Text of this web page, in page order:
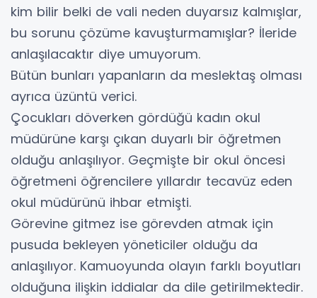
kim bilir belki de vali neden duyarsız kalmışlar,
bu sorunu çözüme kavuşturmamışlar? İleride
anlaşılacaktır diye umuyorum.
Bütün bunları yapanların da meslektaş olması
ayrıca üzüntü verici.
Çocukları döverken gördüğü kadın okul
müdürüne karşı çıkan duyarlı bir öğretmen
olduğu anlaşılıyor. Geçmişte bir okul öncesi
öğretmeni öğrencilere yıllardır tecavüz eden
okul müdürünü ihbar etmişti.
Görevine gitmez ise görevden atmak için
pusuda bekleyen yöneticiler olduğu da
anlaşılıyor. Kamuoyunda olayın farklı boyutları
olduğuna ilişkin iddialar da dile getirilmektedir.